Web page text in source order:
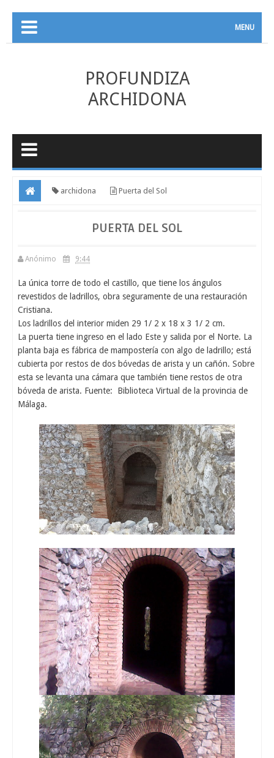
MENU
PROFUNDIZA
ARCHIDONA
archidona Puerta del Sol
PUERTA DEL SOL
Anónimo 9:44
La única torre de todo el castillo, que tiene los ángulos
revestidos de ladrillos, obra seguramente de una restauración
Cristiana.
Los ladrillos del interior miden 29 1/ 2 x 18 x 3 1/ 2 cm.
La puerta tiene ingreso en el lado Este y salida por el Norte. La
planta baja es fábrica de mampostería con algo de ladrillo; está
cubierta por restos de dos bóvedas de arista y un cañón. Sobre
esta se levanta una cámara que también tiene restos de otra
bóveda de arista. Fuente: Biblioteca Virtual de la provincia de
Málaga.